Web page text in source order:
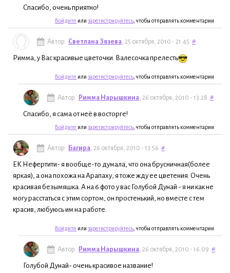
Спасибо, очень приятно!
Войдите или зарегистрируйтесь , чтобы отправлять комментарии
Автор: Светлана Зязева, 25 октября, 2010 - 21:45 #
Римма, у Вас красивые цветочки. Валесочка прелесть
Войдите или зарегистрируйтесь , чтобы отправлять комментарии
Автор: Римма Нарышкина, 26 октября, 2010 - 13:28 #
Спасибо, я сама от неё в восторге!
Войдите или зарегистрируйтесь , чтобы отправлять комментарии
Автор: Багира, 26 октября, 2010 - 13:56 #
ЕК Нефертити- я вообще-то думала, что она брусничная(более
яркая), а она похожа на Арапаху, я тоже жду ее цветения. Очень
красивая безымяшка. А на 6 фото у вас Голубой Дунай - я ни как не
могу расстаться с этим сортом, он простенький, но вместе с тем
красив, любуюсь им на работе.
Войдите или зарегистрируйтесь , чтобы отправлять комментарии
Автор: Римма Нарышкина, 26 октября, 2010 - 16:09 #
Голубой Дунай- очень красивое название!